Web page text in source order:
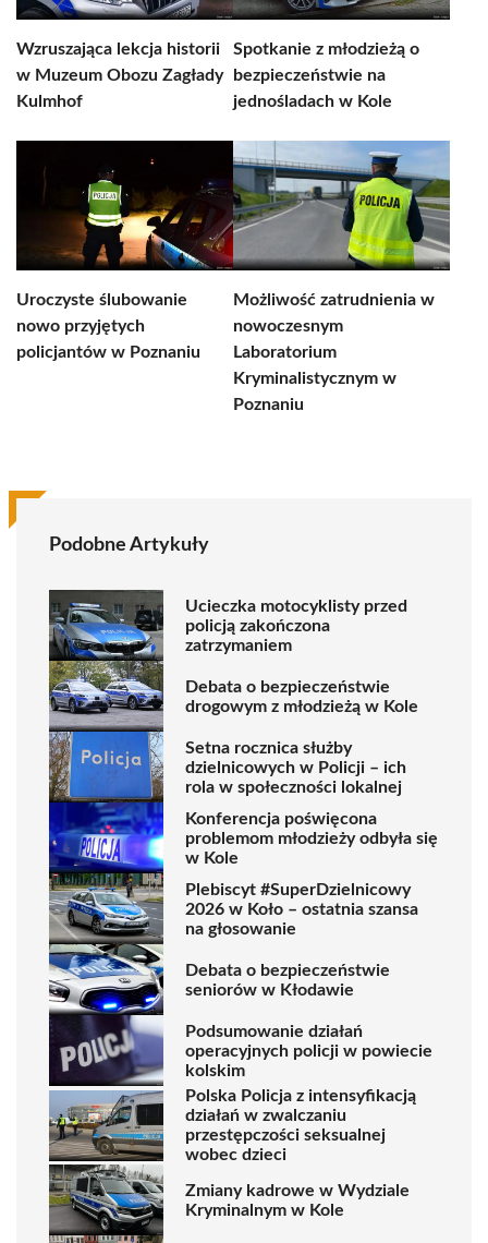
Wzruszająca lekcja historii
w Muzeum Obozu Zagłady
Kulmhof
Spotkanie z młodzieżą o
bezpieczeństwie na
jednośladach w Kole
Uroczyste ślubowanie
nowo przyjętych
policjantów w Poznaniu
Możliwość zatrudnienia w
nowoczesnym
Laboratorium
Kryminalistycznym w
Poznaniu
Podobne Artykuły
Ucieczka motocyklisty przed
policją zakończona
zatrzymaniem
Debata o bezpieczeństwie
drogowym z młodzieżą w Kole
Setna rocznica służby
dzielnicowych w Policji – ich
rola w społeczności lokalnej
Konferencja poświęcona
problemom młodzieży odbyła się
w Kole
Plebiscyt #SuperDzielnicowy
2026 w Koło – ostatnia szansa
na głosowanie
Debata o bezpieczeństwie
seniorów w Kłodawie
Podsumowanie działań
operacyjnych policji w powiecie
kolskim
Polska Policja z intensyfikacją
działań w zwalczaniu
przestępczości seksualnej
wobec dzieci
Zmiany kadrowe w Wydziale
Kryminalnym w Kole